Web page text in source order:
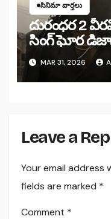
సినిమా వార్తలు
దురంధర 2
సింగ్ ఘోర
MAR 31, 2026
Leave a
Your email address
fields are marked *
Comment *